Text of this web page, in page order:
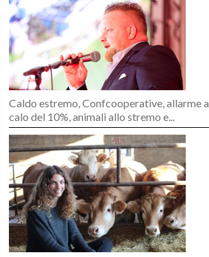
Caldo estremo, Confcooperative, allarme
calo del 10%, animali allo stremo e...